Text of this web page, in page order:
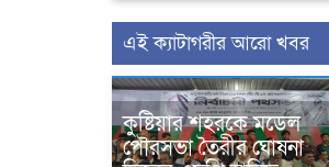
এই ক্যাটাগরীর আরো খবর
কুষ্টিয়ার শহরকে মডেল
পৌরসভা তৈরীর ঘোষনা